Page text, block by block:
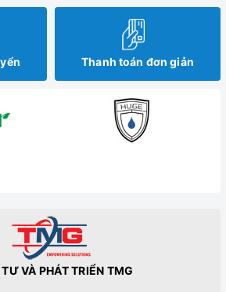
Thanh toán đơn giản
VÀ PHÁT TRIỂN TMG